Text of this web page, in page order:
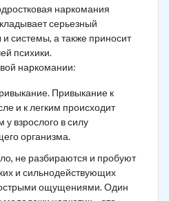
наркомания
серьезный
и системы, а также приносит
психики.
наркомании:
Привыкание к
и к легким происходит
взрослого в силу
организма.
не разбираются и пробуют
и сильнодействующих
острыми ощущениями. Один